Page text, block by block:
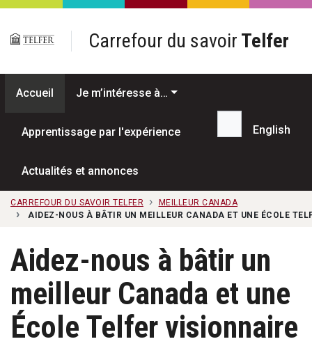
Passer au contenu principal
Carrefour du savoir Telfer
Accueil Je m’intéresse à…
Apprentissage par l'expérience
Actualités et annonces
Recherche...
English
CARREFOUR DU SAVOIR TELFER
MEILLEUR CANADA
AIDEZ-NOUS À BÂTIR UN MEILLEUR CANADA ET UNE ÉCOLE
Aidez-nous à bâtir un
meilleur Canada et une
École Telfer visionnaire